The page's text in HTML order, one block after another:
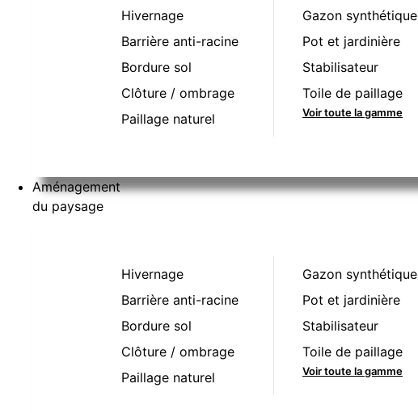
Hivernage
Barrière anti-racine
Bordure sol
Clôture / ombrage
Paillage naturel
Gazon synthétique
Pot et jardinière
Stabilisateur
Toile de paillage
Voir toute la gamme
Aménagement
du paysage
Hivernage
Barrière anti-racine
Bordure sol
Clôture / ombrage
Paillage naturel
Gazon synthétique
Pot et jardinière
Stabilisateur
Toile de paillage
Voir toute la gamme